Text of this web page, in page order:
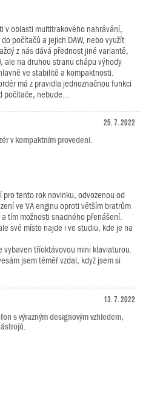
v oblasti multitrakového nahrávání,
počítačů a jejich DAW, nebo využít
z nás dává přednost jiné variantě,
ale na druhou stranu chápu výhody
ve stabilitě a kompaktnosti.
má z pravidla jednoznačnou funkci
počítače, nebude...
25. 7. 2022
v kompaktním provedení.
tento rok novinku, odvozenou od
ve VA enginu oproti větším bratrům
tím možnosti snadného přenášení.
své místo najde i ve studiu, kde je na
vybaven tříoktávovou mini klaviaturou.
jsem téměř vzdal, když jsem si
13. 7. 2022
s výrazným designovým vzhledem,